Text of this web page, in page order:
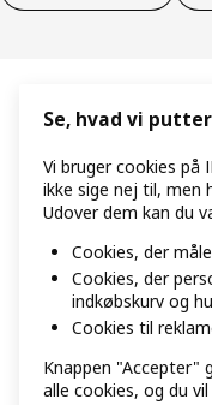
Se, hvad vi
Vi bruger cookies på
ikke sige nej til, men
Udover dem kan du
Cookies, der
Cookies, der
indkøbskurv og
Cookies til
Knappen "Accepter"
alle cookies, og du